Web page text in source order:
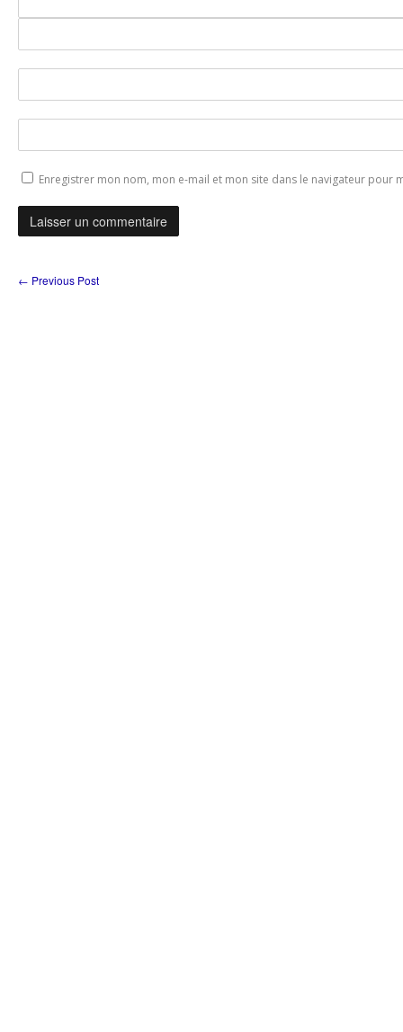
Enregistrer mon nom, mon e-mail et mon site dans le navigateur pour
← Previous Post